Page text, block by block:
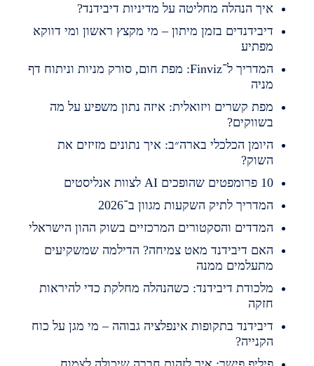
הנהלה מחליטה על מדיניות דיבידנד?
בזמן מיתון – מי מקצץ ראשון ומי דווקא
המדריך ל־Finviz: מפת חום, סורק מניות וניתוח דף
קשרים ויזואלית: איזה נתון משפיע על מה
הכלכלי בארה״ב: איך נתונים מזיזים את
לתיק השקעות מגוון ב־2026
והסקטורים המרכזיים בשוק ההון הישראלי
דיבידנד מאט צמיחה? הדילמה שמשקיעים
ממנה
דיבידנד: כשהנהלה מחלקת כדי להיראות
בתקופות אינפלציה גבוהה – מי מגן על כוח